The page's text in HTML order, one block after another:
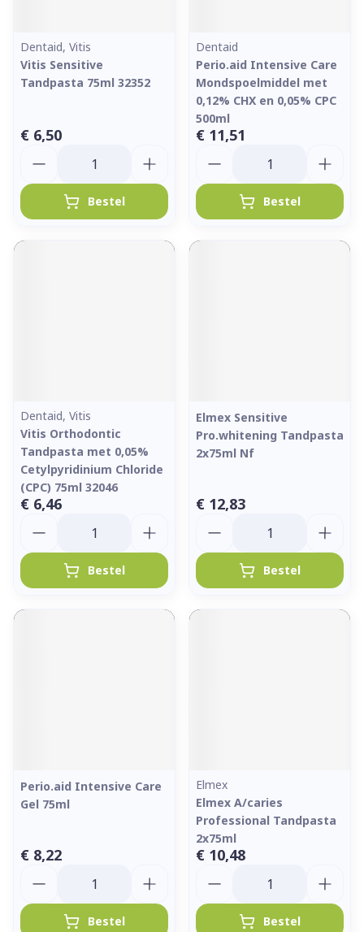
Dentaid, Vitis
Vitis Sensitive
Tandpasta 75ml 32352
€ 6,50
Bestel
Dentaid
Perio.aid Intensive Care
Mondspoelmiddel met
0,12% CHX en 0,05% CPC
500ml
€ 11,51
Bestel
Dentaid, Vitis
Vitis Orthodontic
Tandpasta met 0,05%
Cetylpyridinium Chloride
(CPC) 75ml 32046
€ 6,46
Bestel
Elmex Sensitive
Pro.whitening Tandpasta
2x75ml Nf
€ 12,83
Bestel
Perio.aid Intensive Care
Gel 75ml
€ 8,22
Bestel
Elmex
Elmex A/caries
Professional Tandpasta
2x75ml
€ 10,48
Bestel